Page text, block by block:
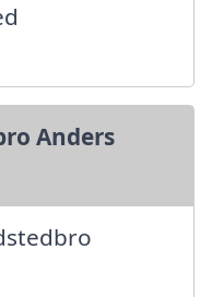
Anders